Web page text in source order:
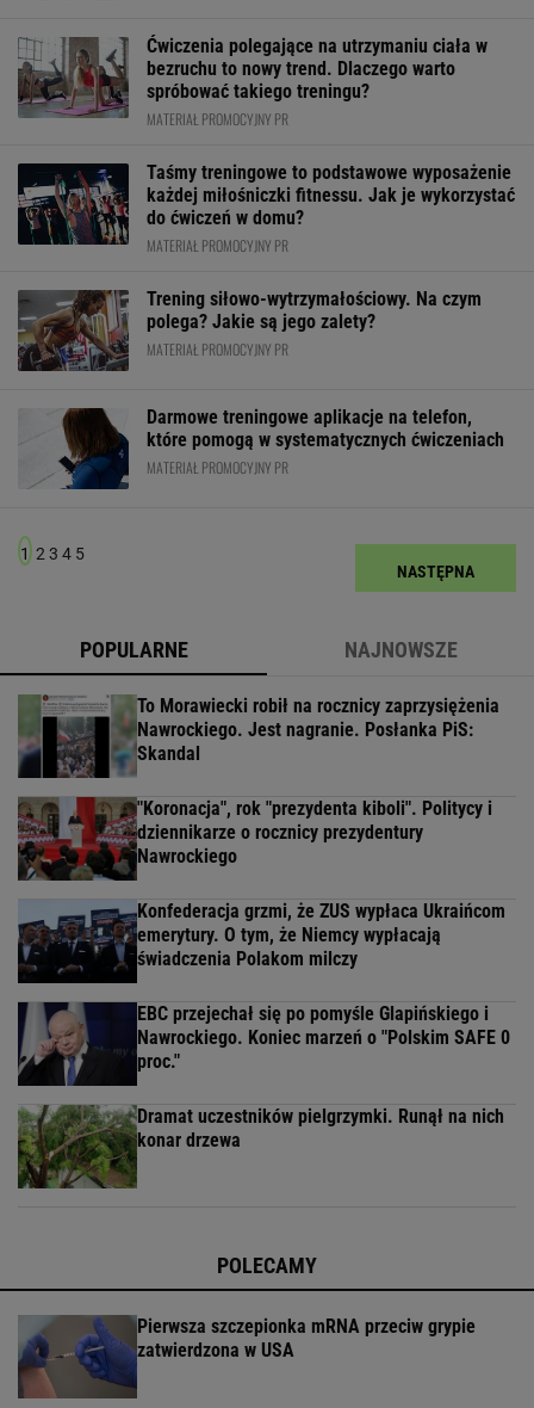
Ćwiczenia polegające na utrzymaniu ciała w
bezruchu to nowy trend. Dlaczego warto
spróbować takiego treningu?
MATERIAŁ PROMOCYJNY PR
Taśmy treningowe to podstawowe wyposażenie
każdej miłośniczki fitnessu. Jak je wykorzystać
do ćwiczeń w domu?
MATERIAŁ PROMOCYJNY PR
Trening siłowo-wytrzymałościowy. Na czym
polega? Jakie są jego zalety?
MATERIAŁ PROMOCYJNY PR
Darmowe treningowe aplikacje na telefon,
które pomogą w systematycznych ćwiczeniach
MATERIAŁ PROMOCYJNY PR
1 2 3 4 5
NASTĘPNA
POPULARNE NAJNOWSZE
To Morawiecki robił na rocznicy zaprzysiężenia
Nawrockiego. Jest nagranie. Posłanka PiS:
Skandal
"Koronacja", rok "prezydenta kiboli". Politycy i
dziennikarze o rocznicy prezydentury
Nawrockiego
Konfederacja grzmi, że ZUS wypłaca Ukraińcom
emerytury. O tym, że Niemcy wypłacają
świadczenia Polakom milczy
EBC przejechał się po pomyśle Glapińskiego i
Nawrockiego. Koniec marzeń o "Polskim SAFE 0
proc."
Dramat uczestników pielgrzymki. Runął na nich
konar drzewa
POLECAMY
Pierwsza szczepionka mRNA przeciw grypie
zatwierdzona w USA